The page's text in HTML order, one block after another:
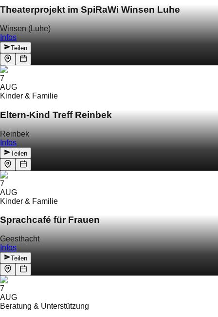
Theaterprojekt im SpiRaWi Winsen Luhe
Winsen (Luhe)
Infos
Teilen
7
AUG
Kinder & Familie
Eltern-Kind Treff Reinbek
Reinbek
Infos
Teilen
7
AUG
Kinder & Familie
Sprachcafé für Frauen
Geesthacht
Infos
Teilen
7
AUG
Beratung & Unterstützung